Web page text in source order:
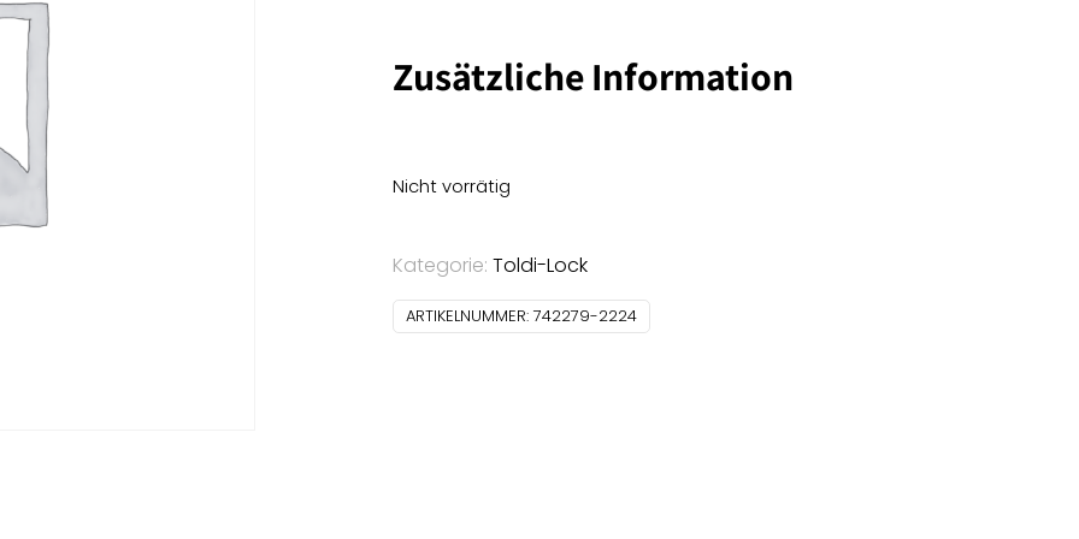
Zusätzliche Information
Nicht vorrätig
Kategorie: Toldi-Lock
ARTIKELNUMMER: 742279-2224